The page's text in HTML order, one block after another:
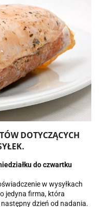
DOTYCZĄCYCH
.
do czwartku
w wysyłkach
jedyna firma, która
dzień od nadania.